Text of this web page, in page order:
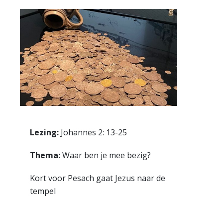
Lezing: Johannes 2: 13-25
Thema:Waar ben je mee bezig?
Kort voor Pesach gaat Jezus naar de
tempel